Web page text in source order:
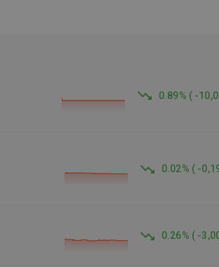
0.89% ( -
0.02% ( -
0.26% ( -